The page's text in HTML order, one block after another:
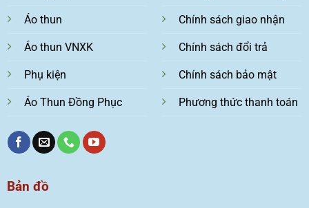
Áo thun
Áo thun VNXK
Phụ kiện
Áo Thun Đồng Phục
Chính sách giao nhận
Chính sách đổi trả
Chính sách bảo mật
Phương thức thanh toán
Bản đồ